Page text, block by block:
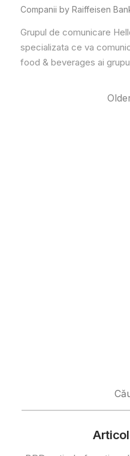
Companii by Raiffeisen
Grupul de comunicare
specializata ce va
food & beverages ai